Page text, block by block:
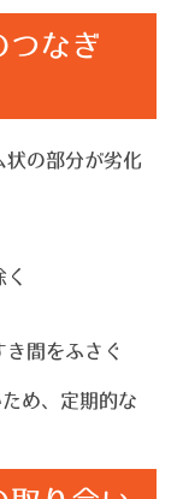
なぎ
状の部分が劣化
間をふさぐ
め、定期的な